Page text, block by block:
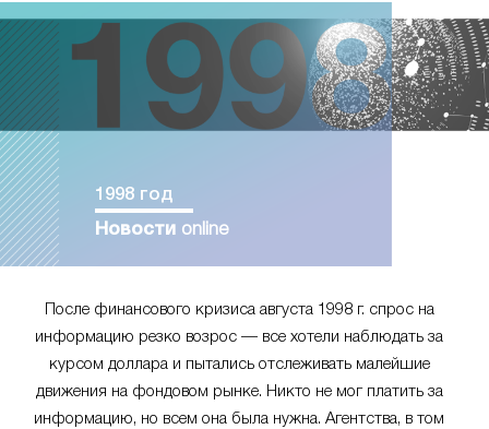
1998 год
Новости online
После финансового кризиса августа 1998 г. спрос на
информацию резко возрос — все хотели наблюдать за
курсом доллара и пытались отслеживать малейшие
движения на фондовом рынке. Никто не мог платить за
информацию, но всем она была нужна. Агентства, в том